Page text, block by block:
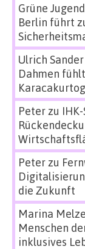
Grüne
Berlin führt
Ulrich Sander
Dahmen
Peterzu
Peterzu
die Zukunft
Marina
Menschen
inklusives